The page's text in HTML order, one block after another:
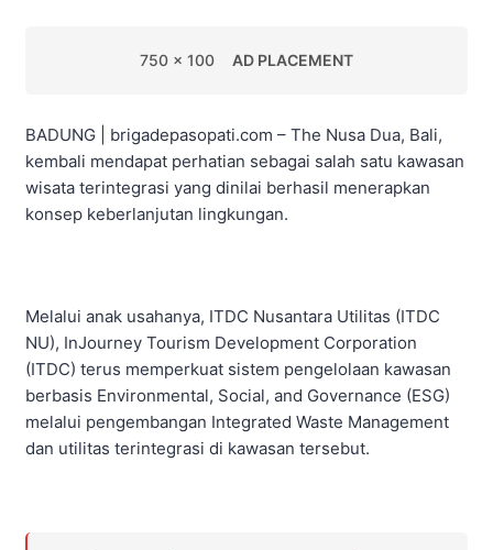
750 x 100 AD PLACEMENT
BADUNG | brigadepasopati.com – The Nusa Dua, Bali,
kembali mendapat perhatian sebagai salah satu kawasan
wisata terintegrasi yang dinilai berhasil menerapkan
konsep keberlanjutan lingkungan.
Melalui anak usahanya, ITDC Nusantara Utilitas (ITDC
NU), InJourney Tourism Development Corporation
(ITDC) terus memperkuat sistem pengelolaan kawasan
berbasis Environmental, Social, and Governance (ESG)
melalui pengembangan Integrated Waste Management
dan utilitas terintegrasi di kawasan tersebut.